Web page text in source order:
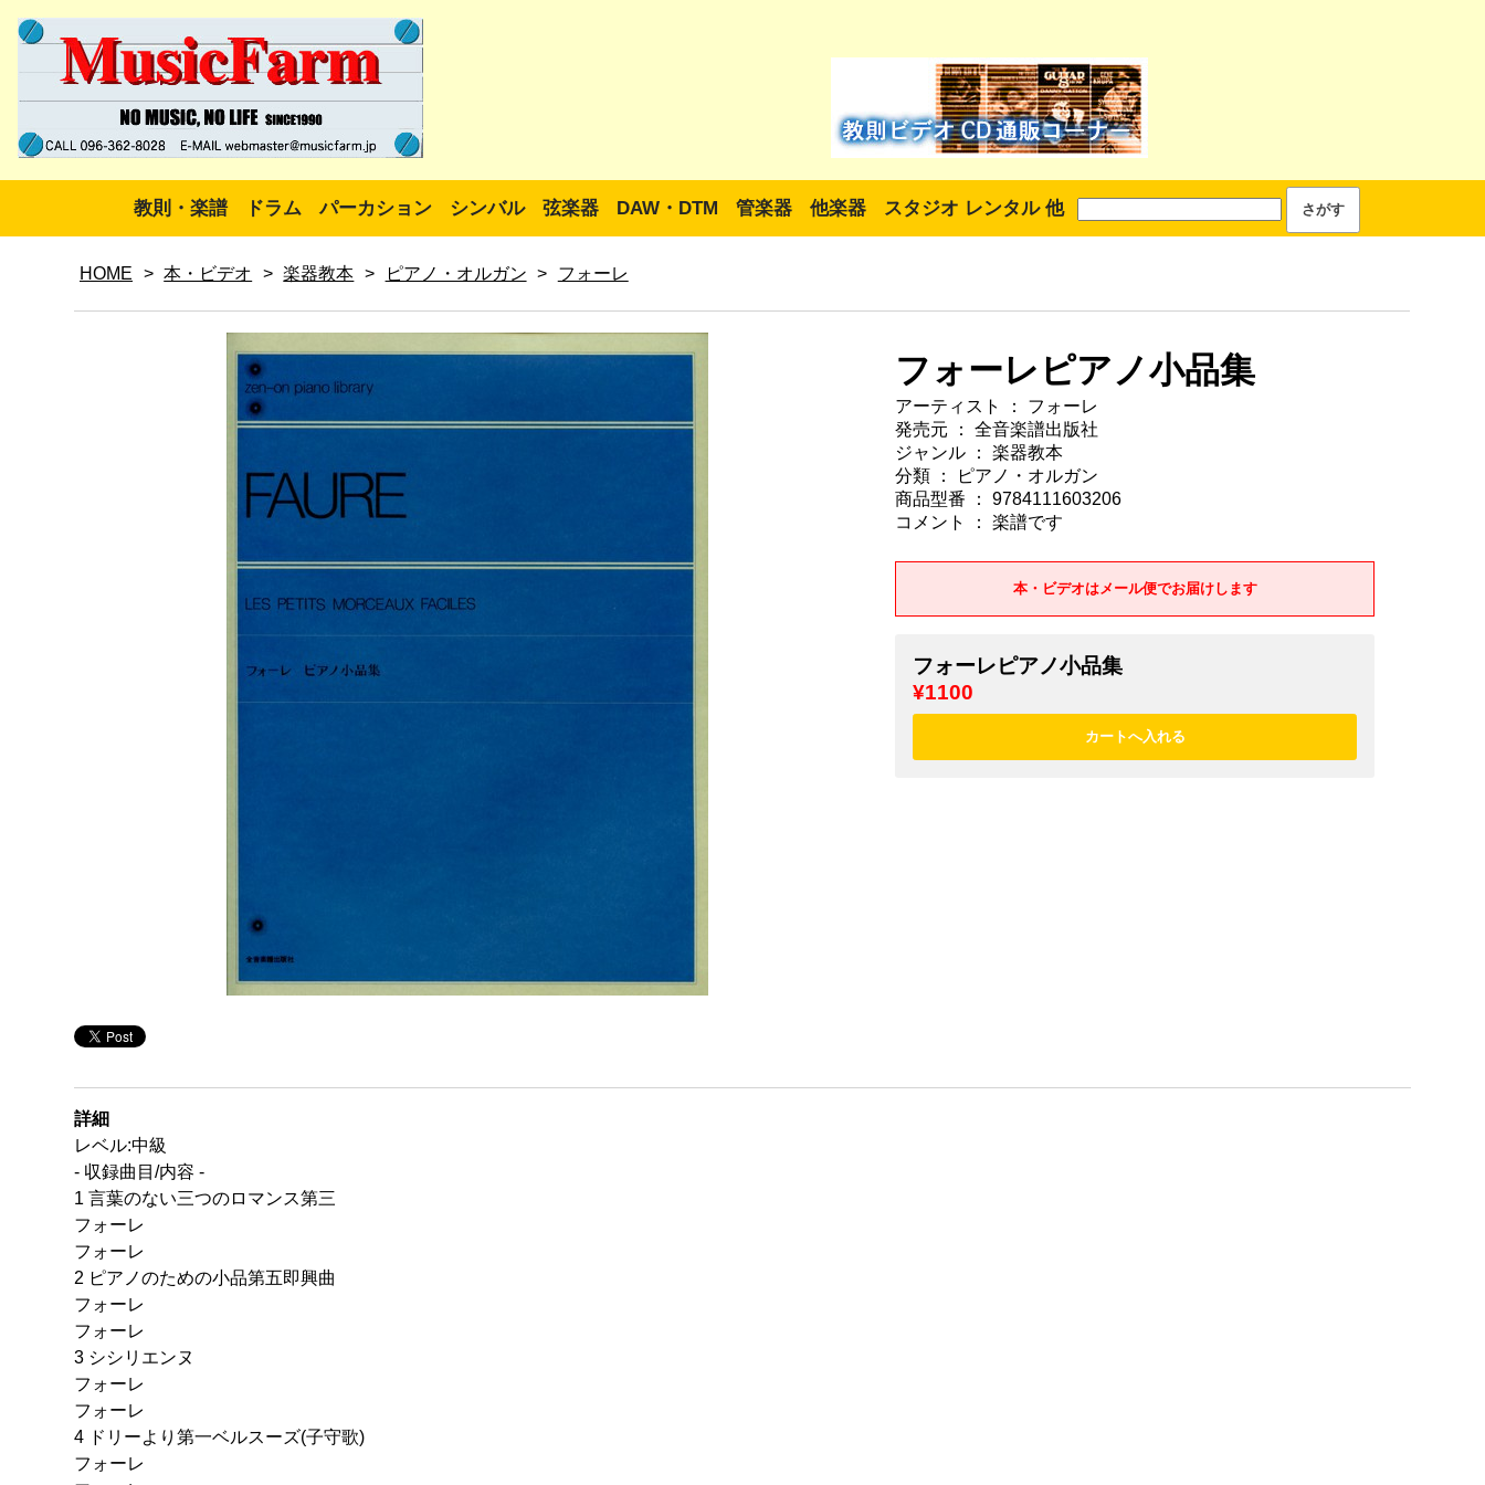
教則・楽譜 ドラム パーカション シンバル 弦楽器 DAW・DTM 管楽器 他楽器 スタジオ レンタル 他
HOME > 本・ビデオ > 楽器教本 > ピアノ・オルガン > フォーレ
フォーレピアノ小品集
アーティスト ： フォーレ
発売元 ： 全音楽譜出版社
ジャンル ： 楽器教本
分類 ： ピアノ・オルガン
商品型番 ： 9784111603206
コメント ： 楽譜です
本・ビデオはメール便でお届けします
フォーレピアノ小品集
¥1100
詳細
レベル:中級
- 収録曲目/内容 -
1 言葉のない三つのロマンス第三
フォーレ
フォーレ
2 ピアノのための小品第五即興曲
フォーレ
フォーレ
3 シシリエンヌ
フォーレ
フォーレ
4 ドリーより第一ベルスーズ(子守歌)
フォーレ